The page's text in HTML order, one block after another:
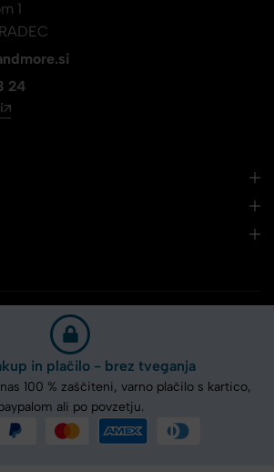
1
24
in plačilo - brez tveganja
100 % zaščiteni, varno plačilo s kartico,
ali po povzetju.